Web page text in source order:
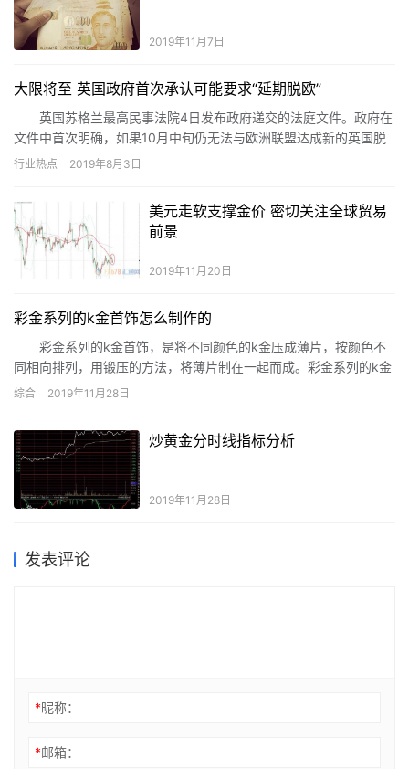
2019年11月7日
大限将至 英国政府首次承认可能要求“延期脱欧”
英国苏格兰最高民事法院4日发布政府递交的法庭文件。政府在
文件中首次明确，如果10月中旬仍无法与欧洲联盟达成新的英国脱
离欧盟协议，首相鲍里斯・约翰逊将致信欧盟，寻求延期“脱欧”。
行业热点 2019年8月3日
美元走软支撑金价 密切关注全球贸易
前景
2019年11月20日
彩金系列的k金首饰怎么制作的
彩金系列的k金首饰，是将不同颜色的k金压成薄片，按颜色不
同相向排列，用锻压的方法，将薄片制在一起而成。彩金系列的k金
首饰怎么制作的。
综合 2019年11月28日
炒黄金分时线指标分析
2019年11月28日
发表评论
*昵称：
*邮箱：